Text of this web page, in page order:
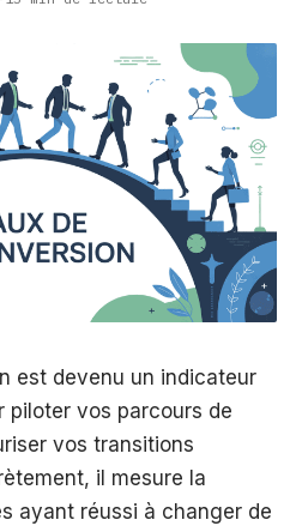
est devenu un indicateur
piloter vos parcours de
vos transitions
il mesure la
ayant réussi à changer de